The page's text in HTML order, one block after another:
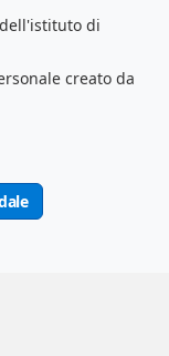
di
creato da